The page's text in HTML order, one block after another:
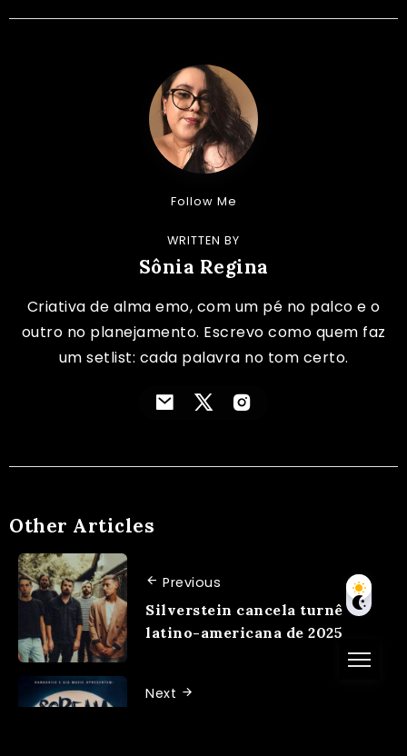
Follow Me
WRITTEN BY
Sônia Regina
Criativa de alma emo, com um pé no palco e o
outro no planejamento. Escrevo como quem faz
um setlist: cada palavra no tom certo.
Other Articles
Previous
Silverstein cancela turnê
latino-americana de 2025
Next